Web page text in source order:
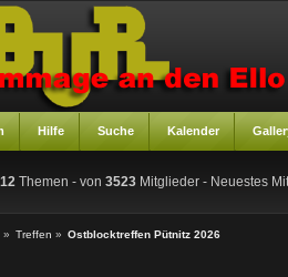
Hilfe Suche Kalender
Themen - von 3523 Mitglieder - Neuestes
» Treffen » Ostblocktreffen Pütnitz 2026